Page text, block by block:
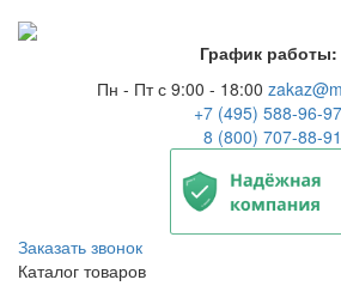
График работы:
Пн - Пт с 9:00 - 18:00
+7 (495) 588-96-97
8 (800) 707-88-91
Заказать звонок
Каталог товаров